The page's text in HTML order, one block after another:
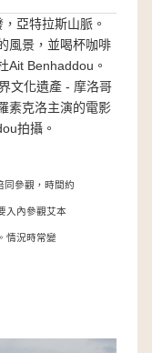
亞特拉斯山脈。
風景，並喝杯咖啡
Ait Benhaddou。
文化遺產 - 摩洛哥
素克洛主演的電影
拍攝。
同參觀，時間約
入內參觀艾本
情況時常變